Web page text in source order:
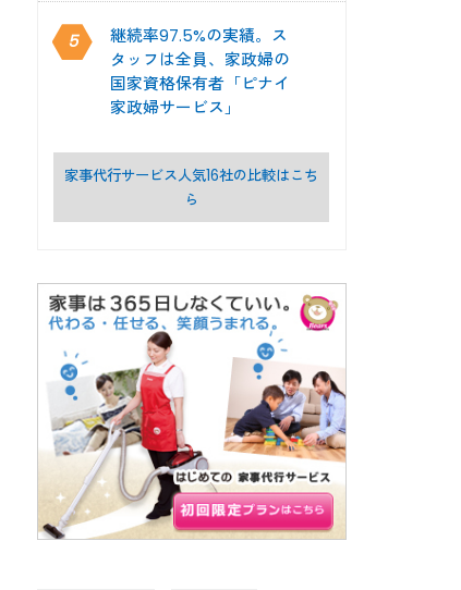
5
継続率97.5%の実績。ス
タッフは全員、家政婦の
国家資格保有者「ピナイ
家政婦サービス」
家事代行サービス人気16社の比較はこち
ら